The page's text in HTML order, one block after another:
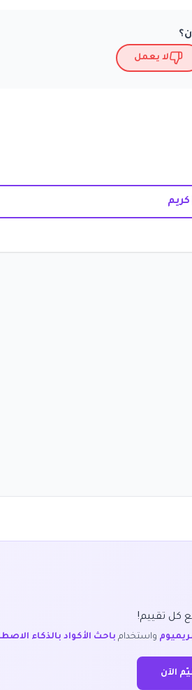
لا يعمل
كل تقييم!
واستخدام باحث الأكواد بالذكاء
الآن